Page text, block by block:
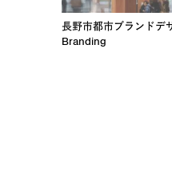
長野市都市ブランドデ
Branding